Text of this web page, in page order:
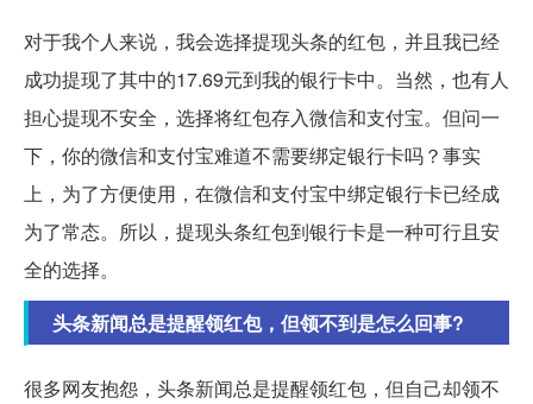
对于我个人来说，我会选择提现头条的红包，并且我已经
成功提现了其中的17.69元到我的银行卡中。当然，也有人
担心提现不安全，选择将红包存入微信和支付宝。但问一
下，你的微信和支付宝难道不需要绑定银行卡吗？事实
上，为了方便使用，在微信和支付宝中绑定银行卡已经成
为了常态。所以，提现头条红包到银行卡是一种可行且安
全的选择。
头条新闻总是提醒领红包，但领不到是怎么回事?
很多网友抱怨，头条新闻总是提醒领红包，但自己却领不